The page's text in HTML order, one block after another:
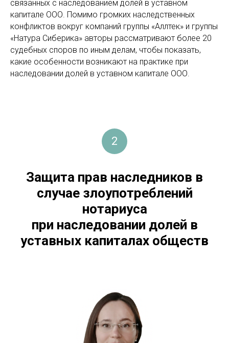
связанных с наследованием долей в уставном
капитале ООО. Помимо громких наследственных
конфликтов вокруг компаний группы «Аллтек» и группы
«Натура Сиберика» авторы рассматривают более 20
судебных споров по иным делам, чтобы показать,
какие особенности возникают на практике при
наследовании долей в уставном капитале ООО.
2
Защита прав наследников в
случае злоупотреблений
нотариуса
при наследовании долей в
уставных капиталах обществ